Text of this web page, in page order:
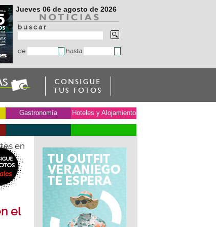
Jueves 06 de agosto de 2026
b u s c a r
de hasta
Gastronomía Hoteles y Alojamiento
en
el